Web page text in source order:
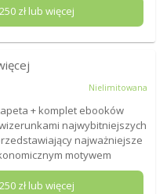
250zł lub więcej
Nielimitowana
+ komplet ebooków
najwybitniejszych
najważniejsze
motywem
250zł lub więcej